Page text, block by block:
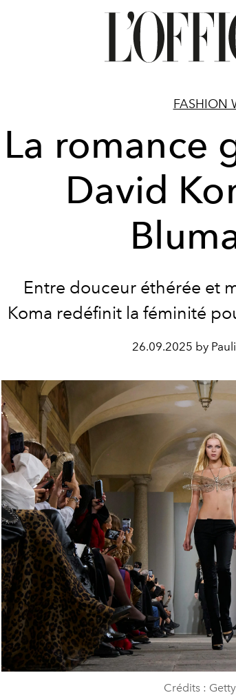
FASHION
La romance
David
Entre douceur éthérée et
Koma redéfinit la féminité
26.09.2025 by
Crédits :